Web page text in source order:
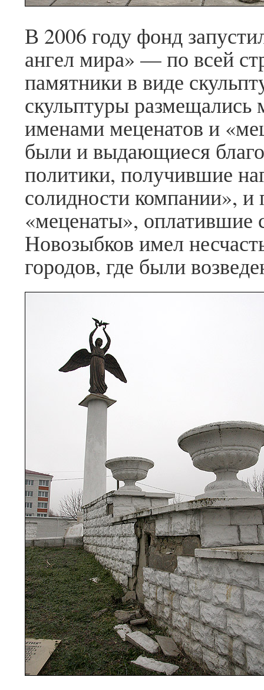
В 2006 году фонд
ангел мира» — по всей
памятники в виде
скульптуры
именами меценатов и
были и выдающиеся
политики, получившие
солидности компании»,
«меценаты», оплатившие
Новозыбков имел
городов, где были